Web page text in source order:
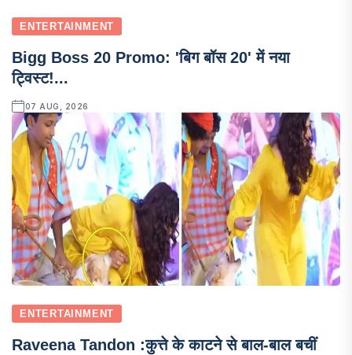
ENTERTAINMENT
Bigg Boss 20 Promo: 'बिग बॉस 20' में नया
ट्विस्ट!...
07 AUG, 2026
ENTERTAINMENT
Raveena Tandon :कुत्ते के काटने से बाल-बाल बचीं